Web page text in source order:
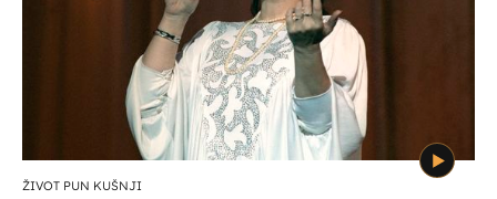
ŽIVOT PUN KUŠNJI